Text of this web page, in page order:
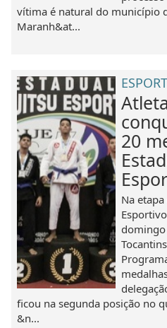
vítima é natural do município
Maranh&at...
20
Na
ficou na segunda posição no
&n...